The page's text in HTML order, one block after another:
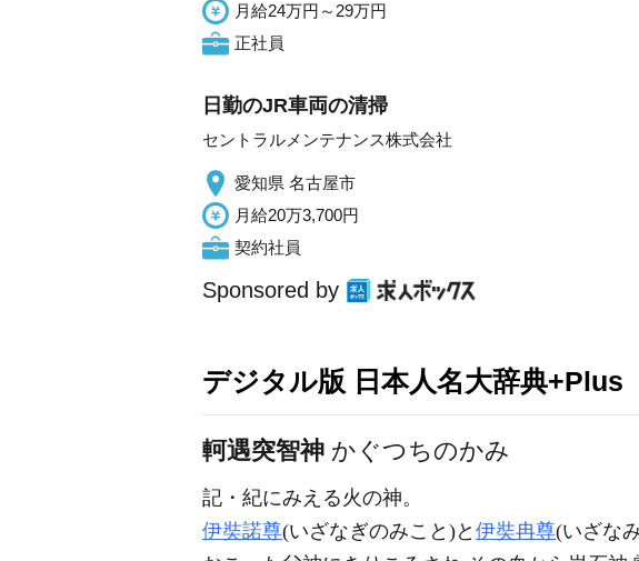
月給24万円～29万円
正社員
日勤のJR車両の清掃
セントラルメンテナンス株式会社
愛知県 名古屋市
月給20万3,700円
契約社員
Sponsored by
デジタル版 日本人名大辞典+Plus
軻遇突智神 かぐつちのかみ
記・紀にみえる火の神。
伊奘諾尊(いざなぎのみこと)と 伊奘冉尊(いざな